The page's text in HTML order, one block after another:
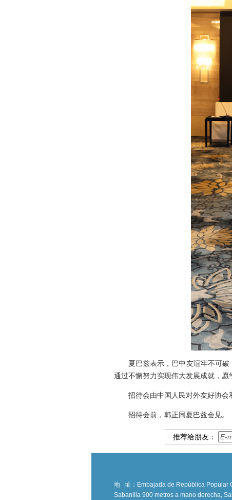
夏巴兹表示，巴中友谊牢不可
通过不懈努力实现伟大发展成就，愿
招待会由中国人民对外友好协会
招待会前，韩正同夏巴兹会见。
推荐给朋友：
地 址： Embajada de República Popular
Sabanilla 900 metros a mano derecha,